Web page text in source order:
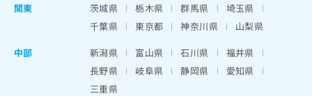
関東
茨城県 栃木県 群馬県
埼玉県
千葉県
東京都 神奈川県
山梨県
中部
新潟県 富山県 石川県
福井県
長野県
岐阜県 静岡県
愛知県
三重県